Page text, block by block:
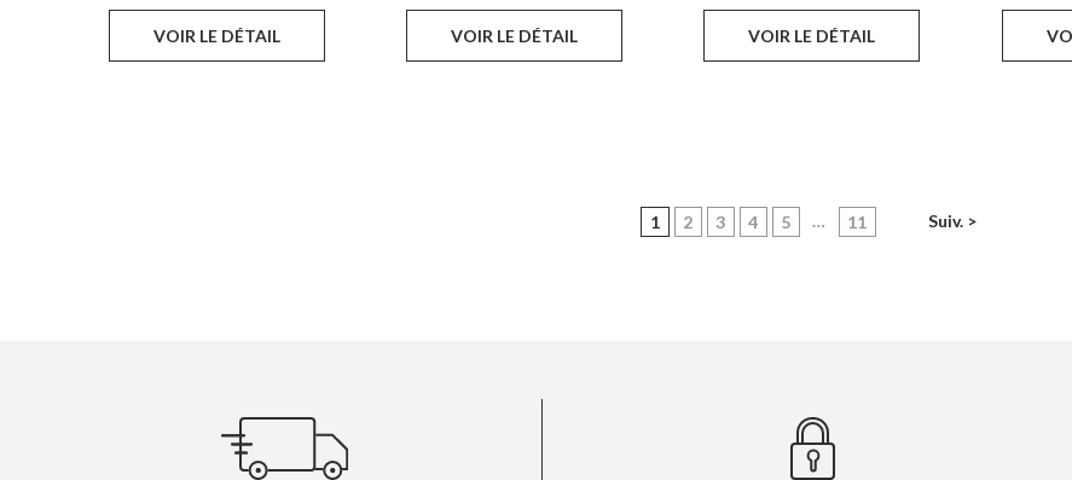
VOIR LE DÉTAIL VOIR LE DÉTAIL VOIR LE DÉTAIL
1 (current)
2 3 4 5 … 11 Suiv. >